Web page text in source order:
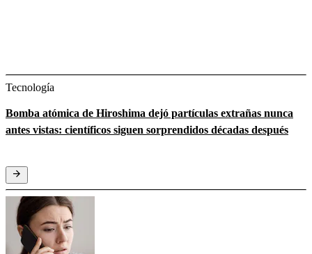
Tecnología
Bomba atómica de Hiroshima dejó partículas extrañas nunca
antes vistas: científicos siguen sorprendidos décadas después